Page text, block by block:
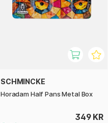
SCHMINCKE
Horadam Half Pans Metal Box
349 KR